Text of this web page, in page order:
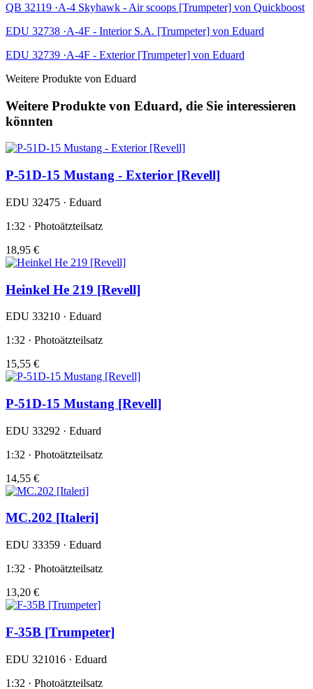
QB 32119 ·A-4 Skyhawk - Air scoops [Trumpeter] von Quickboost
EDU 32738 ·A-4F - Interior S.A. [Trumpeter] von Eduard
EDU 32739 ·A-4F - Exterior [Trumpeter] von Eduard
Weitere Produkte von Eduard
Weitere Produkte von Eduard, die Sie interessieren
könnten
P-51D-15 Mustang - Exterior [Revell]
EDU 32475 · Eduard
1:32 · Photoätzteilsatz
18,95 €
Heinkel He 219 [Revell]
EDU 33210 · Eduard
1:32 · Photoätzteilsatz
15,55 €
P-51D-15 Mustang [Revell]
EDU 33292 · Eduard
1:32 · Photoätzteilsatz
14,55 €
MC.202 [Italeri]
EDU 33359 · Eduard
1:32 · Photoätzteilsatz
13,20 €
F-35B [Trumpeter]
EDU 321016 · Eduard
1:32 · Photoätzteilsatz